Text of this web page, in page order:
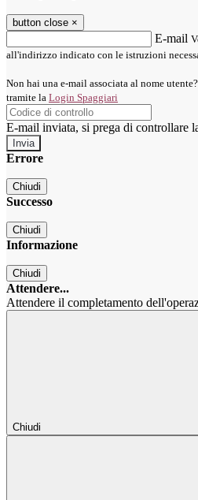
button close ×
E-mail
all'indirizzo indicato con le istruzioni
Non hai una e-mail associata al nome
tramite la Login Spaggiari
E-mail inviata, si prega di controllare
Errore
Chiudi
Successo
Chiudi
Informazione
Chiudi
Attendere...
Attendere il completamento
Chiudi